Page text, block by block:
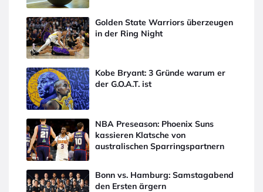
Golden State Warriors überzeugen
in der Ring Night
Kobe Bryant: 3 Gründe warum er
der G.O.A.T. ist
NBA Preseason: Phoenix Suns
kassieren Klatsche von
australischen Sparringspartnern
Bonn vs. Hamburg: Samstagabend
den Ersten ärgern